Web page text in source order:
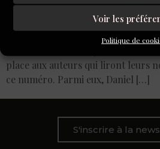
Voir les
Politique de
Nous avons la joie d’accueillir
rue Saint Ambroise, à l’occasion du
la revue le samedi 8 juin à partir
place aux auteurs qui liront leurs
ce numéro. Parmi eux, Daniel […]
S'inscrire à la